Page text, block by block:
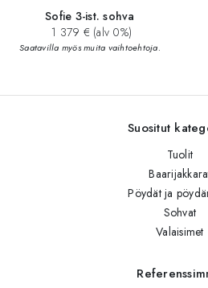
Sofie 3-ist. sohva
1 379 € (alv 0%)
Saatavilla myös muita vaihtoehtoja.
Suositut
Tuolit
Pöydät ja
Sohvat
Valaisimet